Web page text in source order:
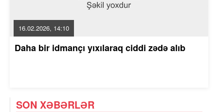
16.02.2026, 14:10
Daha bir idmançı yıxılaraq ciddi zədə alıb
SON XƏBƏRLƏR